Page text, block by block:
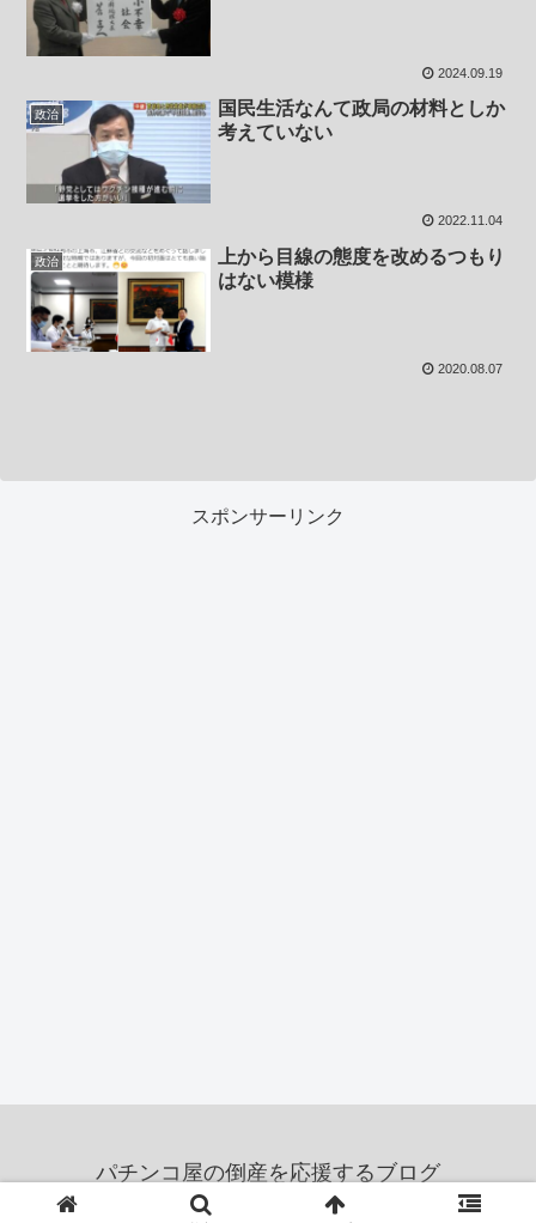
2024.09.19
政治
国民生活なんて政局の材料としか
考えていない
2022.11.04
政治
上から目線の態度を改めるつもり
はない模様
2020.08.07
スポンサーリンク
パチンコ屋の倒産を応援するブログ
© 2011 パチンコ屋の倒産を応援するブログ.